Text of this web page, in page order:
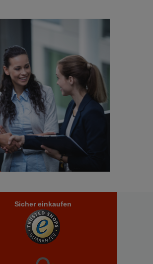
Sicher einkaufen